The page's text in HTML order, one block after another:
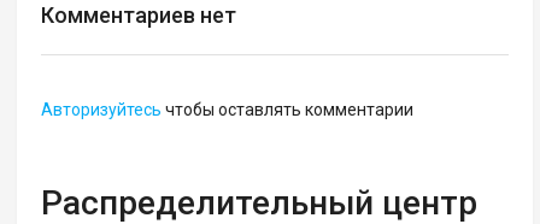
Комментариев нет
Авторизуйтесь чтобы оставлять комментарии
Распределительный центр